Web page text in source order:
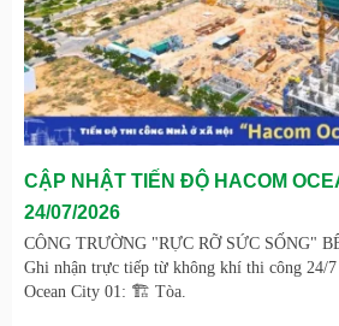
CẬP NHẬT TIẾN ĐỘ HACOM
24/07/2026
CÔNG TRƯỜNG "RỰC RỠ SỨC SỐNG"
Ghi nhận trực tiếp từ không khí thi công 24/
Ocean City 01: 🏗️ Tòa.